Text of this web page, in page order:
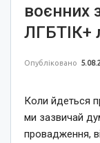
воєнних
ЛГБТІК+
Опубліковано
Коли йдеться
ми зазвичай
провадження,